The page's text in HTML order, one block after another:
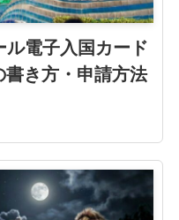
ル電子入国カード
き方・申請方法